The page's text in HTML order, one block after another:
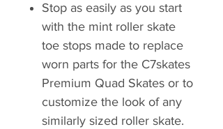
Stop as easily as you start
with the mint roller skate
toe stops made to replace
worn parts for the C7skates
Premium Quad Skates or to
customize the look of any
similarly sized roller skate.